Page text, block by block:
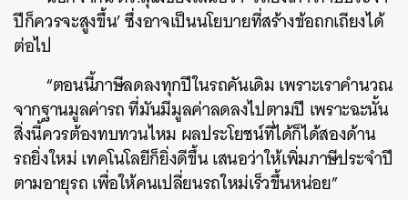
ปีก็ควรจะสูงขึ้น’ ซึ่งอาจเป็นนโยบายที่สร้างข้อถกเถียงได้
ต่อไป
“ตอนนี้ภาษีลดลงทุกปีในรถคันเดิม เพราะเราคำนวณ
จากฐานมูลค่ารถ ที่มันมีมูลค่าลดลงไปตามปี เพราะฉะนั้น
สิ่งนี้ควรต้องทบทวนไหม ผลประโยชน์ที่ได้ก็ได้สองด้าน
รถยิ่งใหม่ เทคโนโลยีก็ยิ่งดีขึ้น เสนอว่าให้เพิ่มภาษีประจำปี
ตามอายุรถ เพื่อให้คนเปลี่ยนรถใหม่เร็วขึ้นหน่อย”